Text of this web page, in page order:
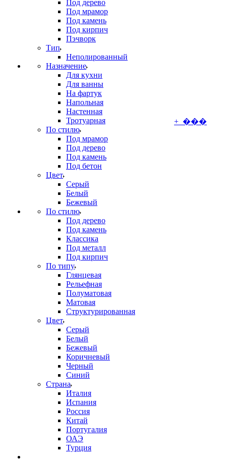
Под дерево
Под мрамор
Под камень
Под кирпич
Пэчворк
Тип
Неполированный
Назначение
Для кухни
Для ванны
На фартук
Напольная
Настенная
Тротуарная
По стилю
Под мрамор
Под дерево
Под камень
Под бетон
Цвет
Серый
Белый
Бежевый
По стилю
Под дерево
Под камень
Классика
Под металл
Под кирпич
По типу
Глянцевая
Рельефная
Полуматовая
Матовая
Структурированная
Цвет
Серый
Белый
Бежевый
Коричневый
Черный
Синий
Страна
Италия
Испания
Россия
Китай
Португалия
ОАЭ
Турция
+ ���